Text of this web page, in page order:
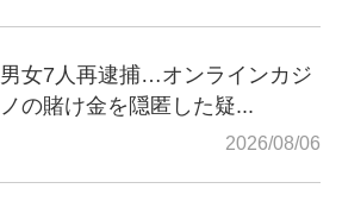
男女7人再逮捕…オンラインカジ
ノの賭け金を隠匿した疑...
2026/08/06